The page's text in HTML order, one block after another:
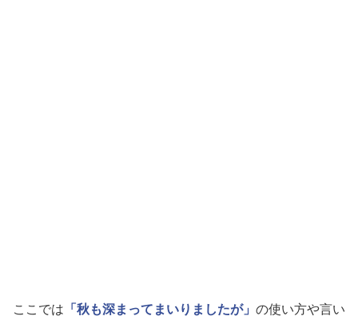
ここでは 「秋も深まってまいりましたが」 の使い方や言い